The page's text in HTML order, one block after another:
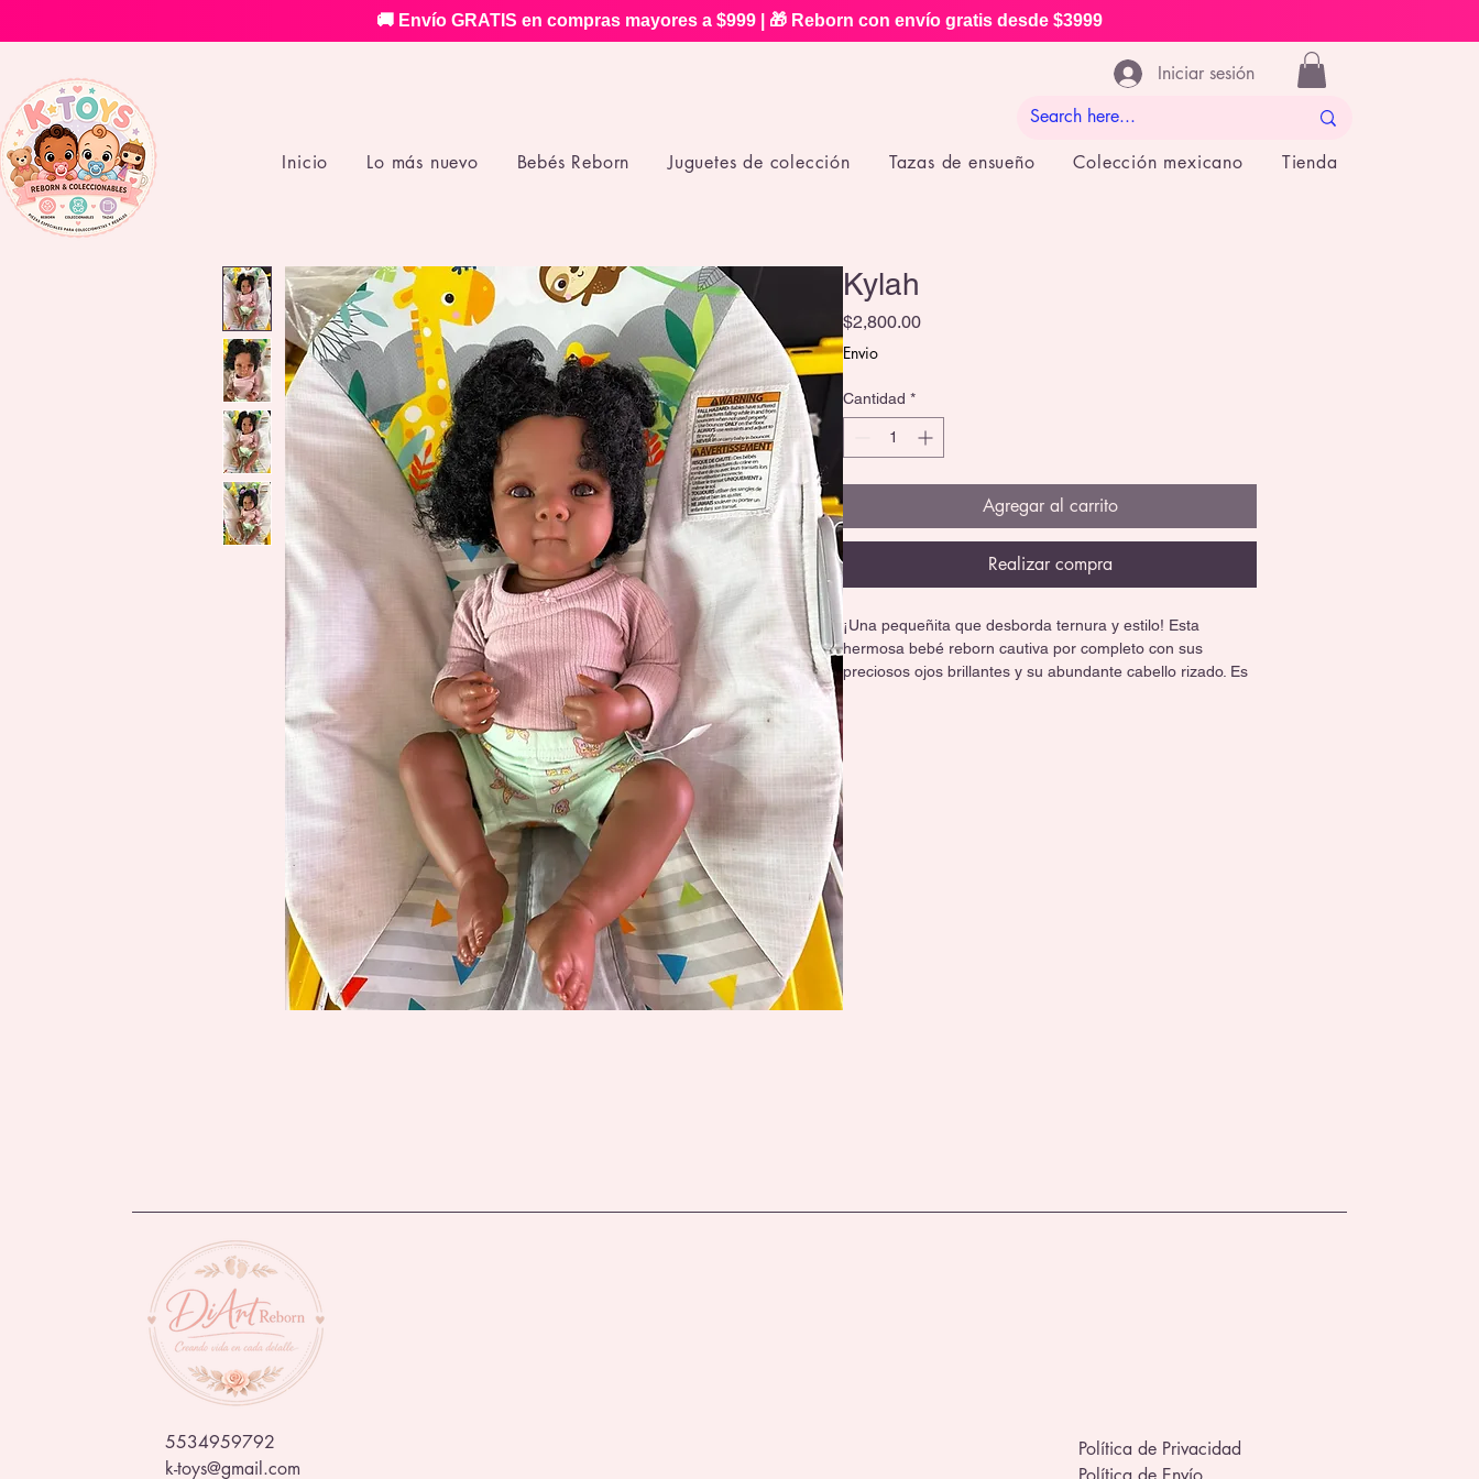
🚚 Envío GRATIS en compras mayores a $999 | 🎁 Reborn con envío gratis desde $3999
Iniciar sesión
Inicio Lo más nuevo Bebés Reborn Juguetes de colección Tazas de ensueño Colección mexicano Tienda
Kylah
$2,800.00Precio
Envio
Cantidad *
Agregar al carrito
Realizar compra
¡Una pequeñita que desborda ternura y estilo! Esta
hermosa bebé reborn cautiva por completo con sus
preciosos ojos brillantes y su abundante cabello rizado. Es
5534959792
k-toys@gmail.com
Política de Privacidad